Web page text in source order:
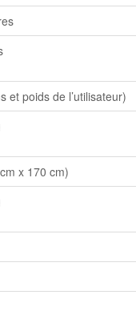
et poids de l’utilisateur)
x 170 cm)